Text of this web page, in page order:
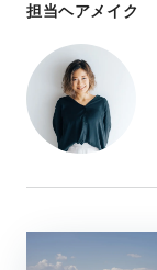
担当ヘアメイク